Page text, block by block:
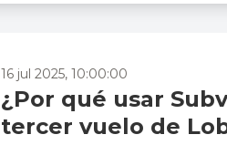
16 jul 2025, 10:00:00
¿Por qué usar
tercer vuelo de